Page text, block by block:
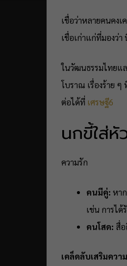
เชื่อว่าหลายคนคง
เชื่อเก่าแก่ที่มองว่
ในวัฒนธรรมไทยแ
โบราณ เรื่องร้าย
ต่อได้ที่ เศรษฐี6
นกขี้ใส่
ความรัก
คนมีคู่: หา
เช่น การไ
คนโสด: สื่
เคล็ดลับเสริมควา